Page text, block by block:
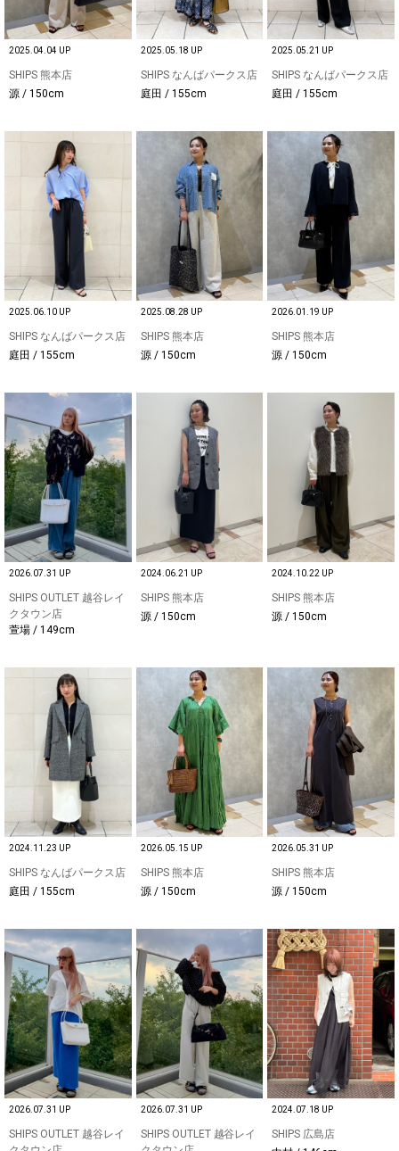
2025.04.04 UP
SHIPS 熊本店
源 / 150cm
2025.05.18 UP
SHIPS なんばパークス店
庭田 / 155cm
2025.05.21 UP
SHIPS なんばパークス店
庭田 / 155cm
2025.06.10 UP
SHIPS なんばパークス店
庭田 / 155cm
2025.08.28 UP
SHIPS 熊本店
源 / 150cm
2026.01.19 UP
SHIPS 熊本店
源 / 150cm
2026.07.31 UP
SHIPS OUTLET 越谷レイ
クタウン店
萱場 / 149cm
2024.06.21 UP
SHIPS 熊本店
源 / 150cm
2024.10.22 UP
SHIPS 熊本店
源 / 150cm
2024.11.23 UP
SHIPS なんばパークス店
庭田 / 155cm
2026.05.15 UP
SHIPS 熊本店
源 / 150cm
2026.05.31 UP
SHIPS 熊本店
源 / 150cm
2026.07.31 UP
SHIPS OUTLET 越谷レイ
2026.07.31 UP
SHIPS OUTLET 越谷レイ
2024.07.18 UP
SHIPS 広島店